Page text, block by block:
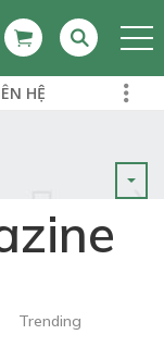
HỆ
Trending